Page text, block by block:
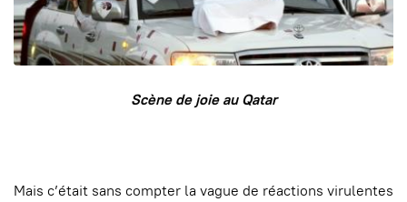
Scène de joie au Qatar
Mais c’était sans compter la vague de réactions virulentes